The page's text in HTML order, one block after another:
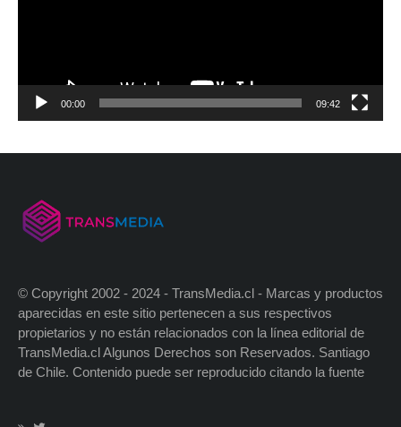
00:00 09:42
© Copyright 2002 - 2024 - TransMedia.cl - Marcas y productos
aparecidas en este sitio pertenecen a sus respectivos
propietarios y no están relacionados con la línea editorial de
TransMedia.cl Algunos Derechos son Reservados. Santiago
de Chile. Contenido puede ser reproducido citando la fuente